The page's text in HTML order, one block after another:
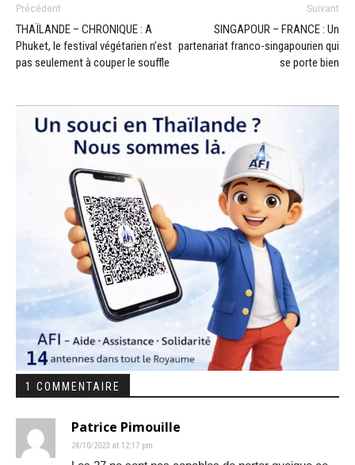
Précédent
THAÏLANDE – CHRONIQUE : A
Phuket, le festival végétarien n’est
pas seulement à couper le souffle
Suivant
SINGAPOUR – FRANCE : Un
partenariat franco-singapourien qui
se porte bien
1 COMMENTAIRE
Patrice Pimouille
24/10/2023 at 12:17 pm